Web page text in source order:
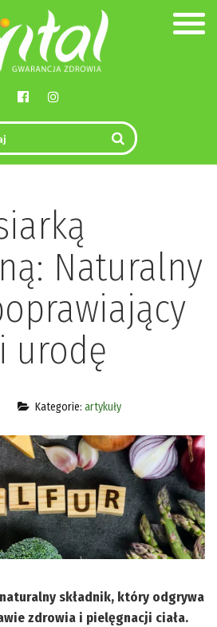
Naturalny
urodę
Kategorie: artykuły
składnik, który odgrywa
zdrowia i pielęgnacji ciała.